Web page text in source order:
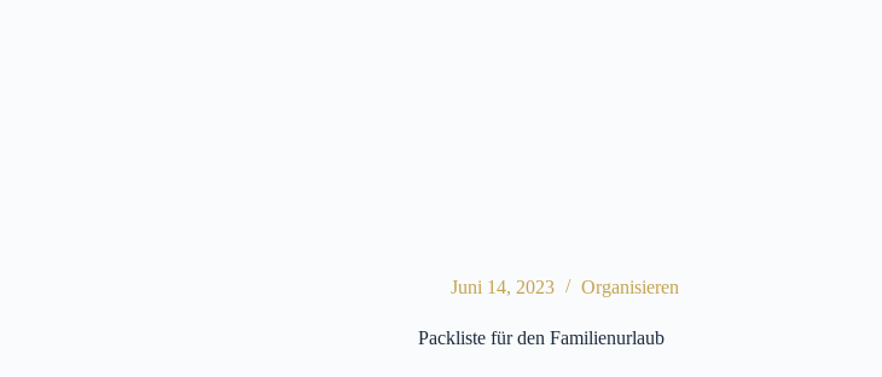
Juni 14, 2023 Organisieren
Packliste für den Familienurlaub